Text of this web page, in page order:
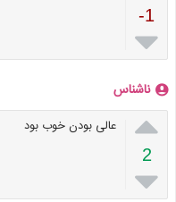
-1

ناشناس

2

عالی بودن خوب بود